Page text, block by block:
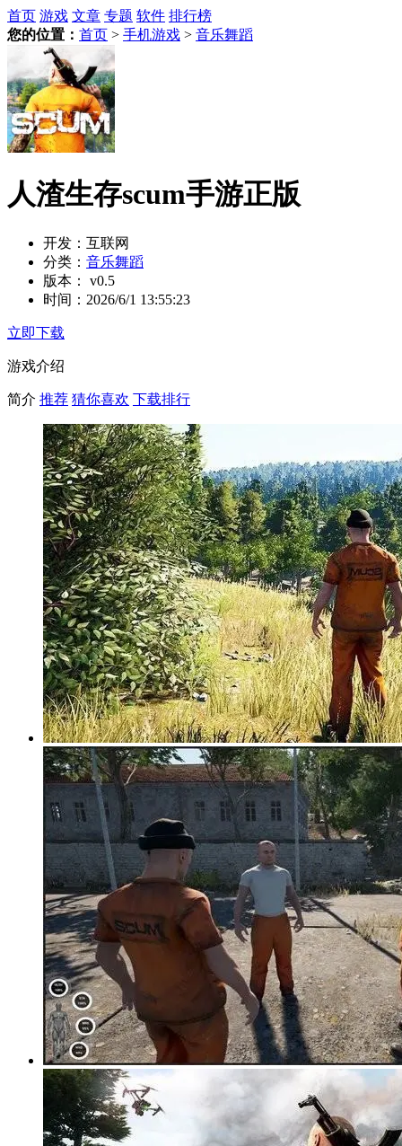
首页 游戏 文章 专题 软件 排行榜
您的位置： 首页 > 手机游戏 > 音乐舞蹈
人渣生存scum手游正版
开发： 互联网
分类： 音乐舞蹈
版本：
v0.5
时间： 2026/6/1 13:55:23
立即下载
游戏介绍
简介 推荐 猜你喜欢 下载排行